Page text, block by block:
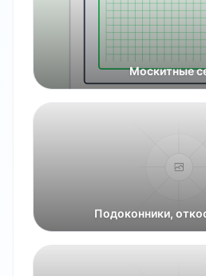
Москитные
Подоконники,